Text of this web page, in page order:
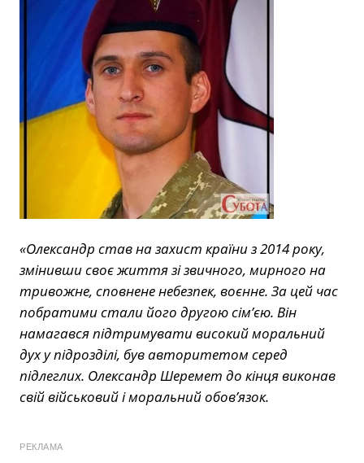
«Олександр став на захист країни з 2014 року,
змінивши своє життя зі звичного, мирного на
тривожне, сповнене небезпек, воєнне. За цей час
побратими стали його другою сім’єю. Він
намагався підтримувати високий моральний
дух у підрозділі, був авторитетом серед
підлеглих. Олександр Шеремет до кінця виконав
свій військовий і моральний обов’язок.
РЕКЛАМА